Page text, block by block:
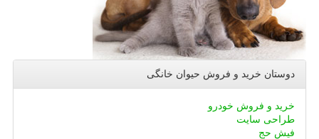
دوستان خرید و فروش حیوان خانگی
خرید و فروش خودرو
طراحی سایت
فیش حج